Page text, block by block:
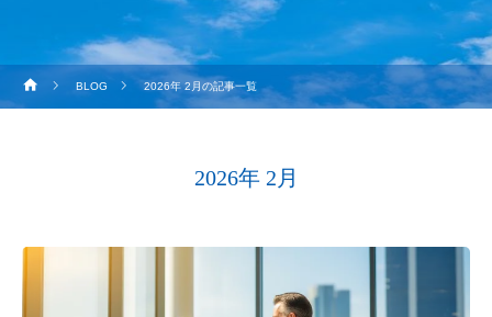
BLOG 2026年 2月の記事一覧
2026年 2月